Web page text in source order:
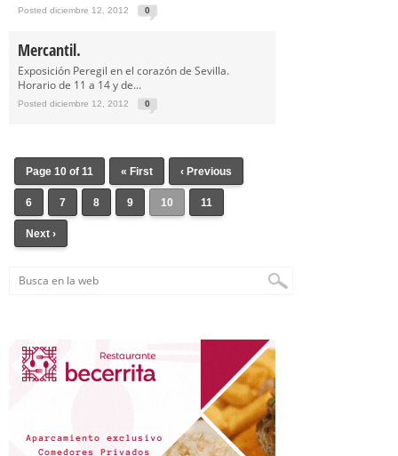
Posted diciembre 12, 2012 0
Mercantil.
Exposición Peregil en el corazón de Sevilla.
Horario de 11 a 14 y de...
Posted diciembre 12, 2012 0
Page 10 of 11 « First ‹ Previous
6 7 8 9 10 11
Next ›